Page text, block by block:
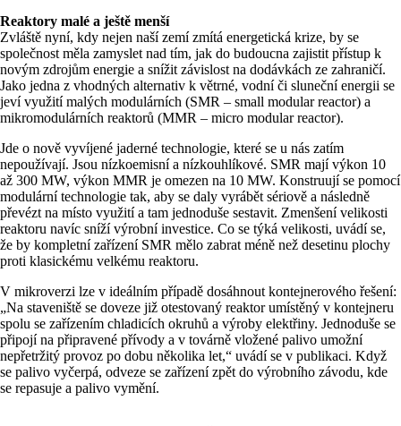
Reaktory malé a ještě menší
Zvláště nyní, kdy nejen naší zemí zmítá energetická krize, by se
společnost měla zamyslet nad tím, jak do budoucna zajistit přístup k
novým zdrojům energie a snížit závislost na dodávkách ze zahraničí.
Jako jedna z vhodných alternativ k větrné, vodní či sluneční energii se
jeví využití malých modulárních (SMR – small modular reactor) a
mikromodulárních reaktorů (MMR – micro modular reactor).
Jde o nově vyvíjené jaderné technologie, které se u nás zatím
nepoužívají. Jsou nízkoemisní a nízkouhlíkové. SMR mají výkon 10
až 300 MW, výkon MMR je omezen na 10 MW. Konstruují se pomocí
modulární technologie tak, aby se daly vyrábět sériově a následně
převézt na místo využití a tam jednoduše sestavit. Zmenšení velikosti
reaktoru navíc sníží výrobní investice. Co se týká velikosti, uvádí se,
že by kompletní zařízení SMR mělo zabrat méně než desetinu plochy
proti klasickému velkému reaktoru.
V mikroverzi lze v ideálním případě dosáhnout kontejnerového řešení:
„Na staveniště se doveze již otestovaný reaktor umístěný v kontejneru
spolu se zařízením chladicích okruhů a výroby elektřiny. Jednoduše se
připojí na připravené přívody a v továrně vložené palivo umožní
nepřetržitý provoz po dobu několika let,“ uvádí se v publikaci. Když
se palivo vyčerpá, odveze se zařízení zpět do výrobního závodu, kde
se repasuje a palivo vymění.